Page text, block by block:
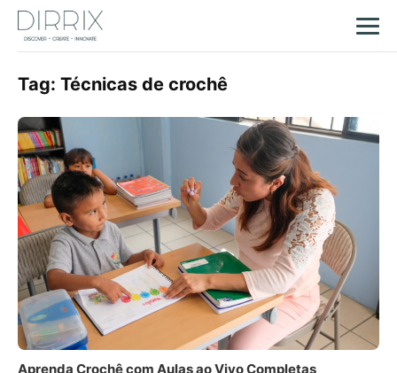
Tag: Técnicas de crochê
Aprenda Crochê com Aulas ao Vivo Completas